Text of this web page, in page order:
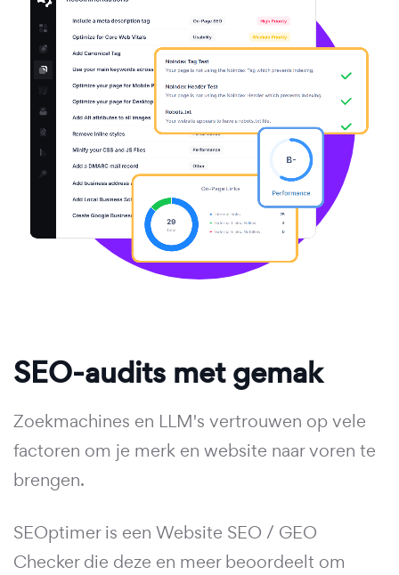
SEO-audits met gemak
Zoekmachines en LLM's vertrouwen op vele
factoren om je merk en website naar voren te
brengen.
SEOptimer is een Website SEO / GEO
Checker die deze en meer beoordeelt om